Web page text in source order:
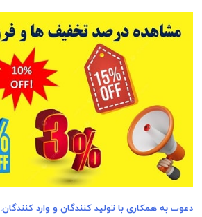
دعوت به همکاری با تولید کنندگان و وارد کنندگان: